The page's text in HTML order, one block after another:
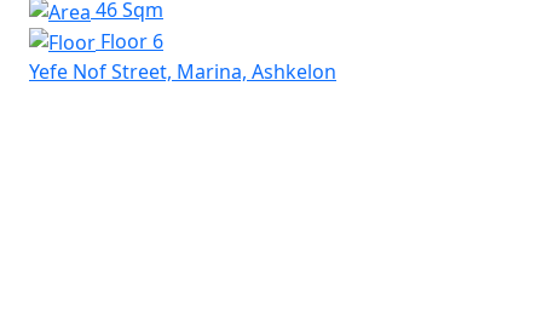
46 Sqm
Floor 6
Yefe Nof Street, Marina, Ashkelon